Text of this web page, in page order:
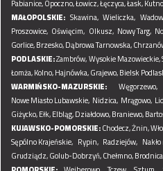
Pabianice,Opoczno,Łowicz,Łęczyca,Łask,
MAŁOPOLSKIE: Skawina, Wieliczka,
Proszowice, Oświęcim, Olkusz, Nowy Targ,
Gorlice,Brzesko,Dąbrowa Tarnowska,
PODLASKIE:Zambrów,Wysokie Mazowieckie,
Łomża,Kolno,Hajnówka,Grajewo,Bielsk
WARMIŃSKO-MAZURSKIE:
Węgorzewo,
Nowe Miasto Lubawskie, Nidzica, Mrągowo,
Giżycko,Ełk,Elbląg,Działdowo,Braniewo,
KUJAWSKO-POMORSKIE:Chodecz,Żnin,
Sępólno Krajeńskie, Rypin, Radziejów,
Grudziądz,Golub-Dobrzyń,Chełmno,